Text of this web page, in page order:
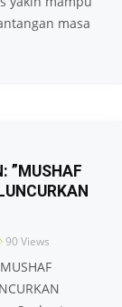
masa
”MUSHAF
90 Views